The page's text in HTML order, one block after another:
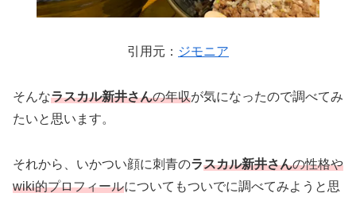
引用元： ジモニア
そんなラスカル新井さんの年収が気になったので調べてみ
たいと思います。
それから、いかつい顔に刺青のラスカル新井さんの性格や
wiki的プロフィールについてもついでに調べてみようと思